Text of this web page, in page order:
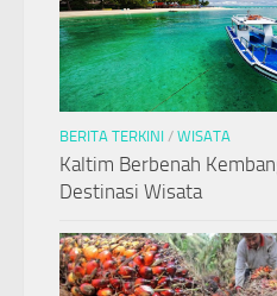
BERITA TERKINI / WISATA
Kaltim Berbenah
Destinasi Wisata